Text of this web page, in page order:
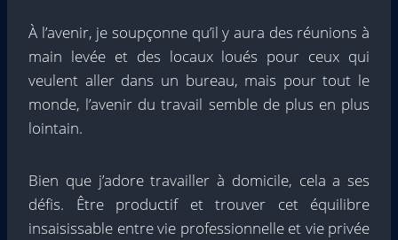
À l’avenir, je soupçonne qu’il y aura des réunions à
main levée et des locaux loués pour ceux qui
veulent aller dans un bureau, mais pour tout le
monde, l’avenir du travail semble de plus en plus
lointain.
Bien que j’adore travailler à domicile, cela a ses
défis. Être productif et trouver cet équilibre
insaisissable entre vie professionnelle et vie privée